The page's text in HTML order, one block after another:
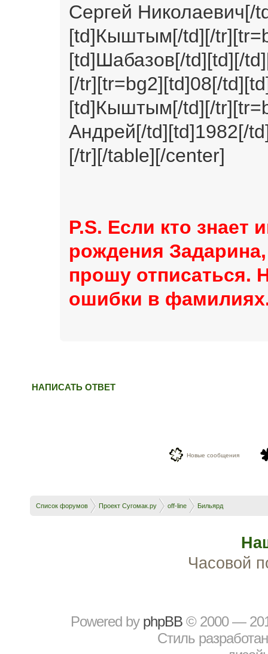
Сергей Николаевич[/
[td]Кыштым[/td][/
[td]Шабазов[/td][td][/
[/tr][tr=bg2][td]08[/
[td]Кыштым[/td][/
Андрей[/td][td]1982[/
[/tr][/table][/center]
P.S. Если кто знает
рождения
прошу отписаться.
ошибки в
НАПИСАТЬ ОТВЕТ
Новые сообщения
Список форумов Проект Сугомак.ру off-line Бильярд
Часовой
Powered by рhрBВ © 2000 —
Стиль